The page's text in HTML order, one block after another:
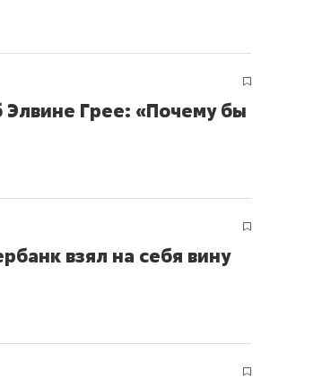
Грее: «Почему бы
взял на себя вину